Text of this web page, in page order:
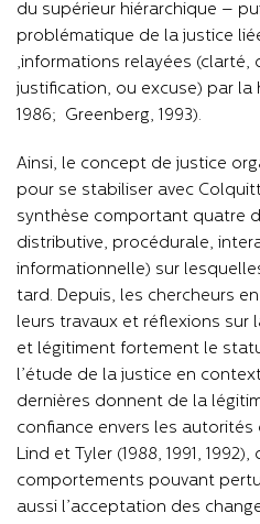
du supérieur hiérarchique –
problématique de la justice
informations relayées (clarté,
justification, ou excuse) par la
1986; Greenberg, 1993).
Ainsi, le concept de justice
pour se stabiliser avec
synthèse comportant quatre
distributive, procédurale,
informationnelle) sur
tard. Depuis, les chercheurs
leurs travaux et réflexions sur
et légitiment fortement le
l’étude de la justice en
dernières donnent de la
confiance envers les
Lind et Tyler (1988, 1991,
comportements pouvant
aussi l’acceptation des